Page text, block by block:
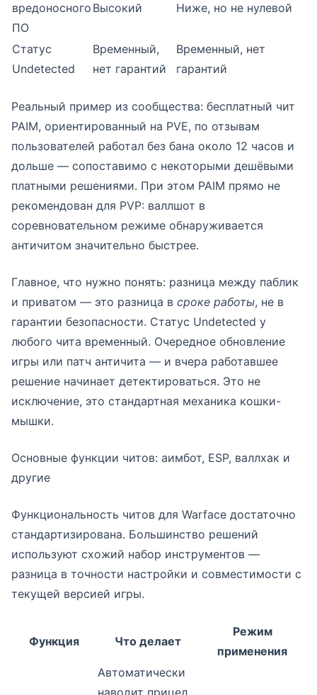
вредоносного
ПО
Высокий Ниже, но не нулевой
Статус
Undetected
Временный,
нет гарантий
Временный, нет
гарантий
Реальный пример из сообщества: бесплатный чит
PAIM, ориентированный на PVE, по отзывам
пользователей работал без бана около 12 часов и
дольше — сопоставимо с некоторыми дешёвыми
платными решениями. При этом PAIM прямо не
рекомендован для PVP: валлшот в
соревновательном режиме обнаруживается
античитом значительно быстрее.
Главное, что нужно понять: разница между паблик
и приватом — это разница в сроке работы, не в
гарантии безопасности. Статус Undetected у
любого чита временный. Очередное обновление
игры или патч античита — и вчера работавшее
решение начинает детектироваться. Это не
исключение, это стандартная механика кошки-
мышки.
Основные функции читов: аимбот, ESP, валлхак и
другие
Функциональность читов для Warface достаточно
стандартизирована. Большинство решений
используют схожий набор инструментов —
разница в точности настройки и совместимости с
текущей версией игры.
Функция Что делает
Режим
применения
Автоматически